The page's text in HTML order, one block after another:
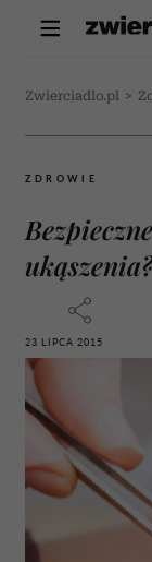
Zwierciadlo.pl >
ZDROWIE
ukąszenia?
23 LIPCA 2015